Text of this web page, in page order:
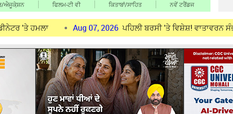
ਐਜੂਕੇ਼ਸ਼ਨ ਫਿਲਮ-ਟੀ ਵੀ ਕਿਤਾਬਾਂ/ਸਾਹਿਤ ਨਵੇਂ ਟਰੈਂਡਜ
Aug 07, 2026 ਪਹਿਲੀ ਬਰਸੀ 'ਤੇ ਵਿਸ਼ੇਸ਼! ਵਾਤਾਵਰਨ ਸੰਭਾਲ